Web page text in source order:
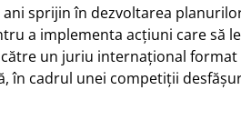
sprijin în dezvoltarea
a implementa acțiuni care să
către un juriu internațional
în cadrul unei competiții